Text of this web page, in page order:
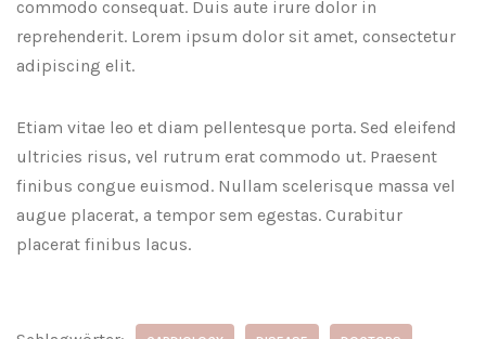
commodo consequat. Duis aute irure dolor in
reprehenderit. Lorem ipsum dolor sit amet, consectetur
adipiscing elit.
Etiam vitae leo et diam pellentesque porta. Sed eleifend
ultricies risus, vel rutrum erat commodo ut. Praesent
finibus congue euismod. Nullam scelerisque massa vel
augue placerat, a tempor sem egestas. Curabitur
placerat finibus lacus.